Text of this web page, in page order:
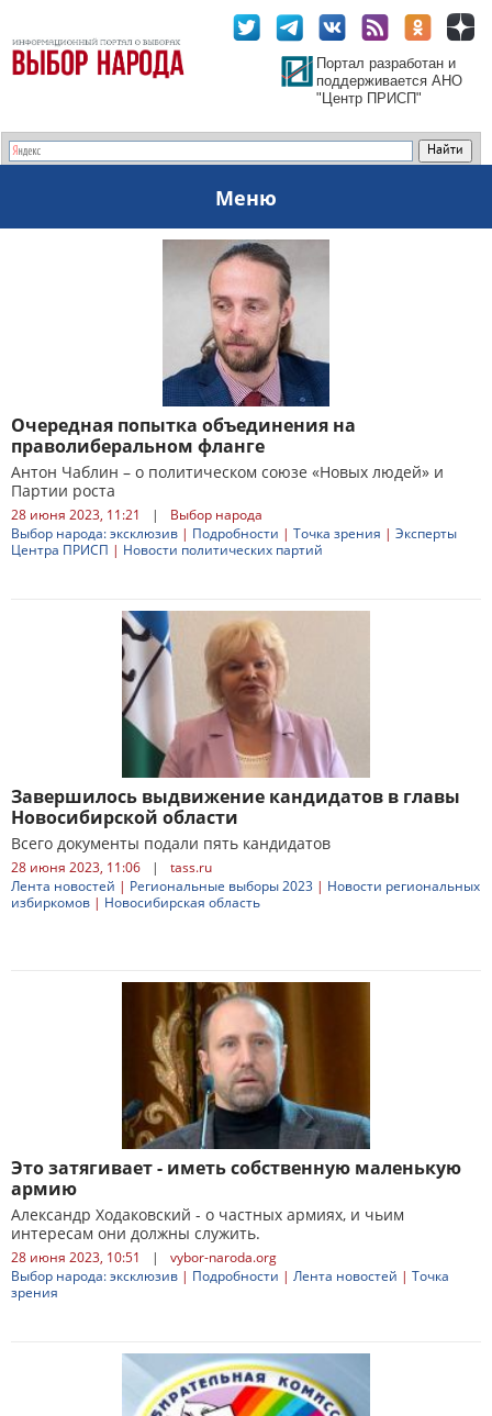
Портал разработан и
поддерживается АНО
"Центр ПРИСП"
Меню
Очередная попытка объединения на
праволиберальном фланге
Антон Чаблин – о политическом союзе «Новых людей» и
Партии роста
28 июня 2023, 11:21 |
Выбор народа
Выбор народа: эксклюзив | Подробности | Точка зрения | Эксперты
Центра ПРИСП | Новости политических партий
Завершилось выдвижение кандидатов в главы
Новосибирской области
Всего документы подали пять кандидатов
28 июня 2023, 11:06 |
tass.ru
Лента новостей | Региональные выборы 2023 | Новости региональных
избиркомов | Новосибирская область
Это затягивает - иметь собственную маленькую
армию
Александр Ходаковский - о частных армиях, и чьим
интересам они должны служить.
28 июня 2023, 10:51 |
vybor-naroda.org
Выбор народа: эксклюзив | Подробности | Лента новостей | Точка
зрения